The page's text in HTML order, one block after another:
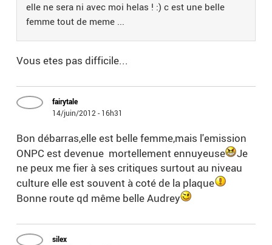
elle ne sera ni avec moi helas ! :) c est une belle
femme tout de meme ...
Vous etes pas difficile...
fairytale
14/juin/2012 - 16h31
Bon débarras,elle est belle femme,mais l'emission
ONPC est devenue mortellement ennuyeuse
Je
ne peux me fier à ses critiques surtout au niveau
culture elle est souvent à coté de la plaque
Bonne route qd même belle Audrey
silex